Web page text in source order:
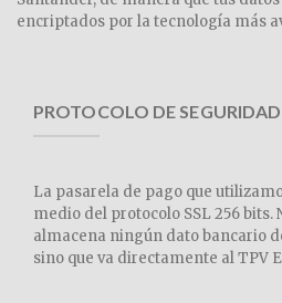
encriptados por la tecnología más
PROTOCOLO DE SEGURIDAD
La pasarela de pago que
medio del protocolo SSL 256 bits.
almacena ningún dato bancario
sino que va directamente al TPV